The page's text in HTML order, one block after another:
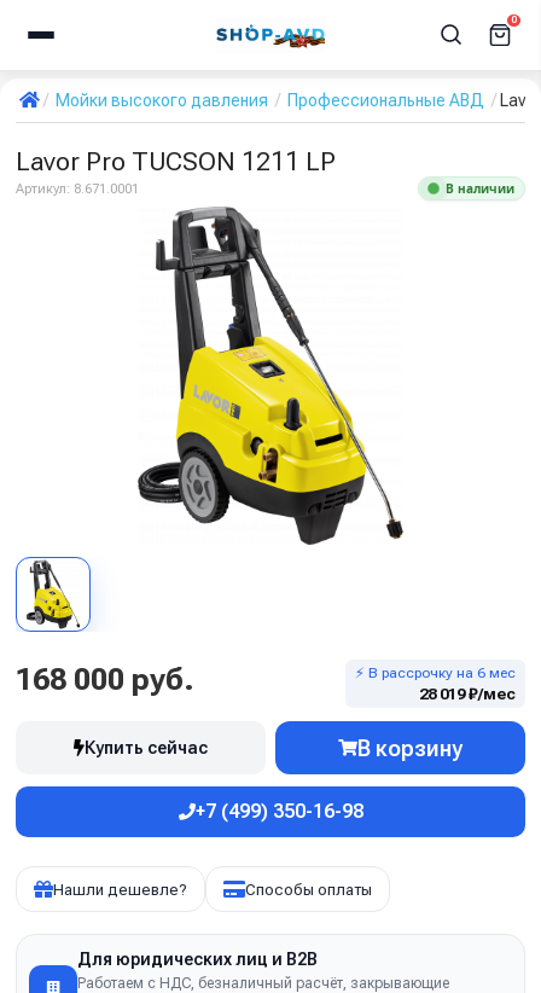
0
Мойки высокого давления Профессиональные АВД
Lavor Pro TUCSON 1211 LP
Артикул: 8.671.0001 В наличии
168 000 руб. ⚡ В рассрочку на 6 мес
28 019 ₽/мес
Купить сейчас В корзину
+7 (499) 350-16-98
Нашли дешевле? Способы оплаты
Для юридических лиц и B2B
Работаем с НДС, безналичный расчёт, закрывающие